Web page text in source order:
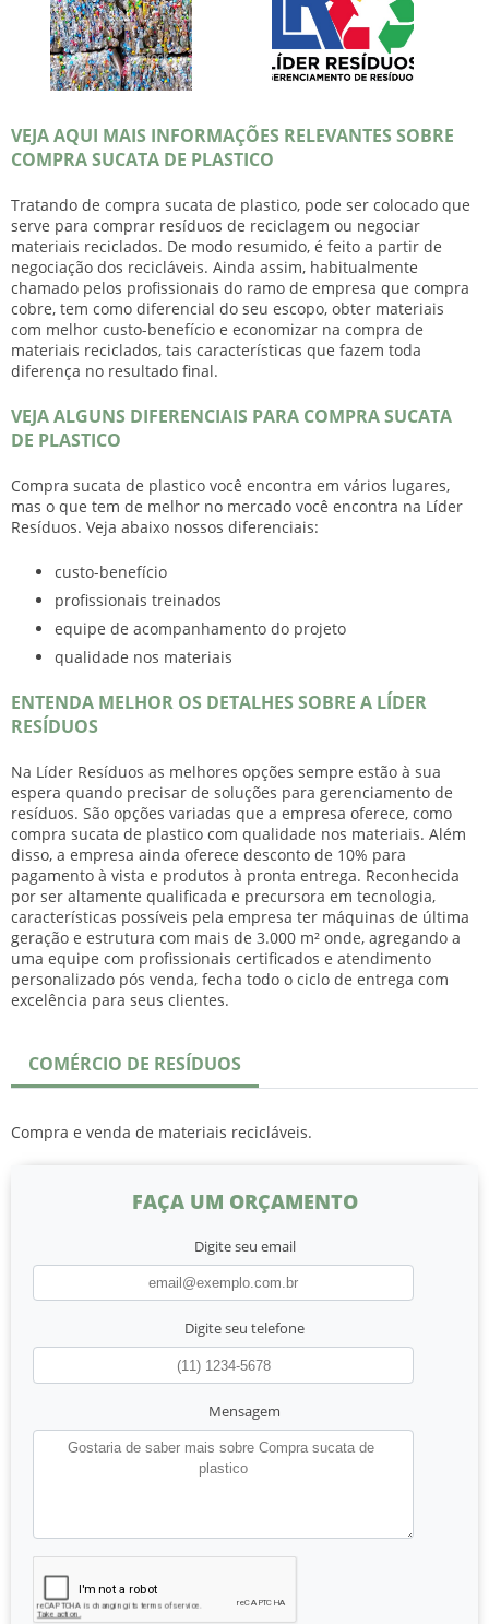
VEJA AQUI MAIS INFORMAÇÕES RELEVANTES SOBRE
COMPRA SUCATA DE PLASTICO
Tratando de compra sucata de plastico, pode ser colocado que
serve para comprar resíduos de reciclagem ou negociar
materiais reciclados. De modo resumido, é feito a partir de
negociação dos recicláveis. Ainda assim, habitualmente
chamado pelos profissionais do ramo de empresa que compra
cobre, tem como diferencial do seu escopo, obter materiais
com melhor custo-benefício e economizar na compra de
materiais reciclados, tais características que fazem toda
diferença no resultado final.
VEJA ALGUNS DIFERENCIAIS PARA COMPRA SUCATA
DE PLASTICO
Compra sucata de plastico você encontra em vários lugares,
mas o que tem de melhor no mercado você encontra na Líder
Resíduos. Veja abaixo nossos diferenciais:
custo-benefício
profissionais treinados
equipe de acompanhamento do projeto
qualidade nos materiais
ENTENDA MELHOR OS DETALHES SOBRE A LÍDER
RESÍDUOS
Na Líder Resíduos as melhores opções sempre estão à sua
espera quando precisar de soluções para gerenciamento de
resíduos. São opções variadas que a empresa oferece, como
compra sucata de plastico com qualidade nos materiais. Além
disso, a empresa ainda oferece desconto de 10% para
pagamento à vista e produtos à pronta entrega. Reconhecida
por ser altamente qualificada e precursora em tecnologia,
características possíveis pela empresa ter máquinas de última
geração e estrutura com mais de 3.000 m² onde, agregando a
uma equipe com profissionais certificados e atendimento
personalizado pós venda, fecha todo o ciclo de entrega com
excelência para seus clientes.
COMÉRCIO DE RESÍDUOS
Compra e venda de materiais recicláveis.
FAÇA UM ORÇAMENTO
Digite seu email
Digite seu telefone
Mensagem